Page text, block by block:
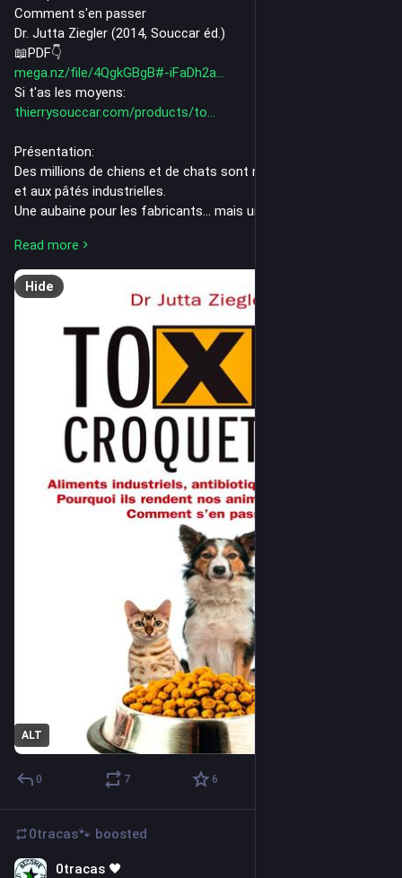
Comment s'en passer
Dr. Jutta Ziegler (2014, Souccar éd.)
📖PDF👇
mega.nz/file/4QgkGBgB#-iFaDh2a
Si t'as les moyens:
thierrysouccar.com/products/to
Présentation:
Des millions de chiens et de chats sont nourris aux croquettes
et aux pâtés industrielles.
Une aubaine pour les fabricants... mais une catastrophe pour
La vétérinaire Jutta Ziegler s’est penchée sur la composition
des croquettes. Son verdict :
formulation inadaptée, ingrédients de mauvaise qualité, les
croquettes sont en grande partie responsables de la flambée
du diabète, du surpoids, des maladies rénales, des allergies...
observée chez les animaux de compagnie, mais aussi et
surtout de la diminution de leur durée de vie.
À partir de cas cliniques et avec une bonne dose d’humour,
l’auteur explique comment repérer et remettre en question les
régimes et les soins vétérinaires qui ne se justifient pas.
Vous saurez :
Comment donner à votre animal une alimentation «naturelle»
qui respecte ses besoins nutritionnels et lui permettra de vivre
Comment distinguer, dès la salle d’attente, un vétérinaire qui
se préoccupe davantage de la santé des animaux que de son
-------------------------------
est vétérinaire depuis 30 ans en Autriche. Elle est spécialisée
en nutrition animale.
Read more
ALT
Hide
0 7 6
0tracas🐾 boosted
0tracas 🖤